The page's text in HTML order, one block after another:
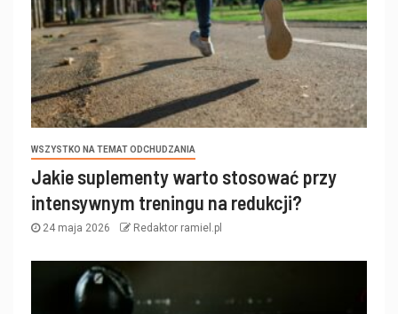
WSZYSTKO NA TEMAT ODCHUDZANIA
Jakie suplementy warto stosować przy
intensywnym treningu na redukcji?
24 maja 2026 Redaktor ramiel.pl